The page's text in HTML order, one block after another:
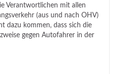
Verantwortlichen mit allen
(aus und nach OHV)
dazu kommen, dass sich die
gegen Autofahrer in der